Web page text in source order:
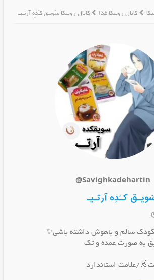
کانال روبیکا غذا کانال روبیکا سَویـق کـَدِه آرتـیـ
@Savighkadehartin
کـَدِه آرتـیـ
کودک سالم و باهوش داشته باشی✨
به صورت عمده و تک
علامت استاندارد